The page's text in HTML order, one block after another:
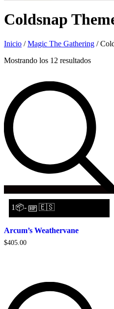
Coldsnap
Inicio /Magic The Gathering /
Mostrando los 12 resultados
1📦- HP 🇪🇸
Arcum’s Weathervane
$405.00